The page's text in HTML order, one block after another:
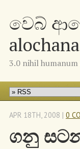
වෙබ්
alochana
3.0 nihil
ගනු
APR 18TH, 2008 | 0